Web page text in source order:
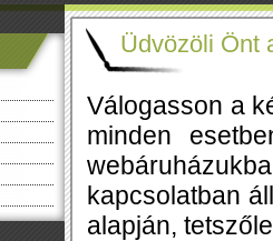
Üdvözöli Önt
Válogasson a
minden
kapcsolatban
alapján,